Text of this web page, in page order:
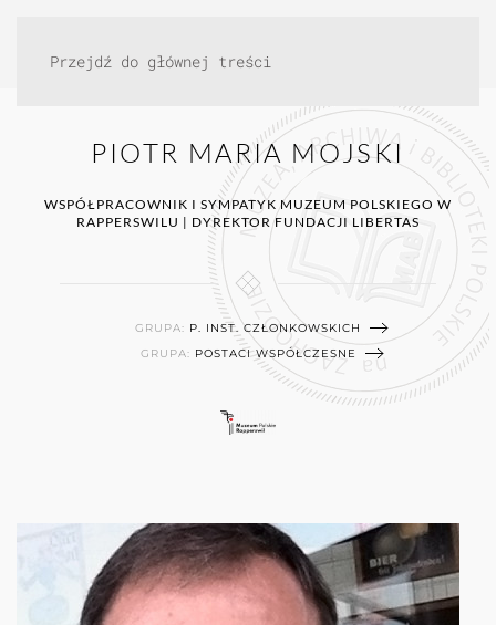
Przejdź do głównej treści
PIOTR MARIA MOJSKI
WSPÓŁPRACOWNIK I SYMPATYK MUZEUM POLSKIEGO W
RAPPERSWILU | DYREKTOR FUNDACJI LIBERTAS
GRUPA: P. INST. CZŁONKOWSKICH
GRUPA: POSTACI WSPÓŁCZESNE